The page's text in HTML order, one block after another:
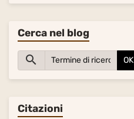
Cerca nel blog
OK
Citazioni